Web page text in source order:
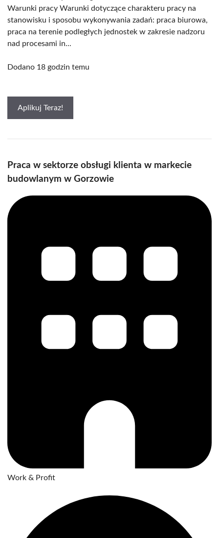
Warunki pracy Warunki dotyczące charakteru pracy na
stanowisku i sposobu wykonywania zadań: praca biurowa,
praca na terenie podległych jednostek w zakresie nadzoru
nad procesami in...
Dodano 18 godzin temu
Aplikuj Teraz!
Praca w sektorze obsługi klienta w markecie
budowlanym w Gorzowie
Work & Profit